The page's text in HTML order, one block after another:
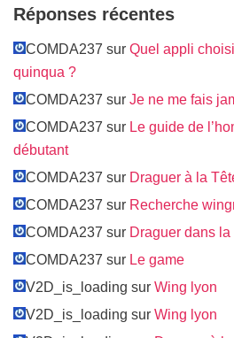
Réponses récentes
COMDA237 sur Quel appli
quinqua ?
COMDA237 sur Je ne me fais
COMDA237 sur Le guide de
débutant
COMDA237 sur Draguer à la
COMDA237 sur Recherche
COMDA237 sur Draguer dans la
COMDA237 sur Le game
V2D_is_loading sur Wing lyon
V2D_is_loading sur Wing lyon